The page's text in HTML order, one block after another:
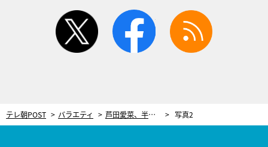
twitter facebook
テレ朝POST バラエティ 芦田愛菜、半信半疑だった“雑草料理”に「感動的においしい！」 自ら雑草クッキングにも挑戦 写真2